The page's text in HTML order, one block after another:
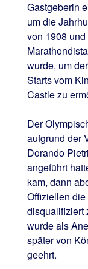
Gastgeberin
um die
von 1908
wurde, um
Starts vom
Castle zu
Der
aufgrund der
Dorando
angeführt
kam, dann
Offiziellen
disqualifiziert
wurde als
später von
geehrt.